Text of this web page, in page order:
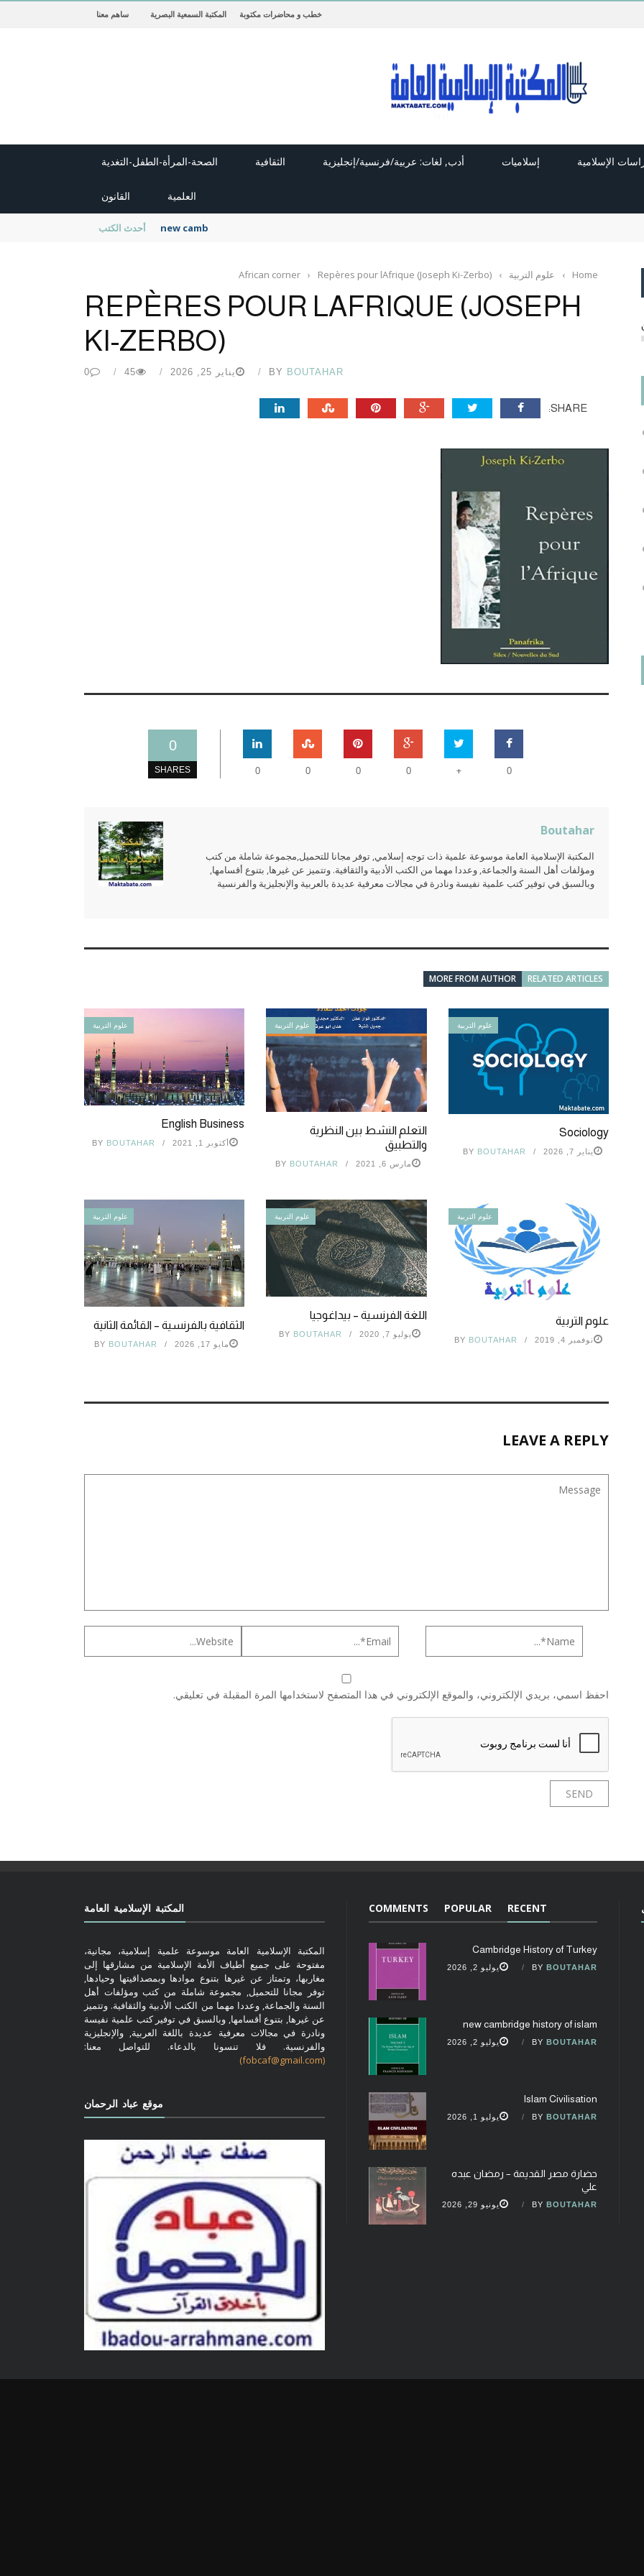
خطب و محاضرات مكتوبة المكتبة السمعية البصرية ساهم معنا
الإسلامية إسلاميات أدب, لغات: عربية/فرنسية/إنجليزية الثقافية الصحة-المرأة-الطفل-التغدية
العلمية القانون
أحدث الكتب new cambridge history of islam
Home
› علوم التربية ›
African corner › Repères pour lAfrique (Joseph Ki-Zerbo)
REPÈRES POUR LAFRIQUE (JOSEPH
KI-ZERBO)
BY BOUTAHAR يناير 25, 2026 45
0
SHARE:
0
SHARES 0
+
0
0
0
0
Boutahar
المكتبة الإسلامية العامة موسوعة علمية ذات توجه إسلامي, توفر مجانا للتحميل,مجموعة شاملة من كتب
ومؤلفات أهل السنة والجماعة, وعددا مهما من الكتب الأدبية والثقافية. وتتميز عن غيرها, بتنوع أقسامها,
وبالسبق في توفير كتب علمية نفيسة ونادرة في مجالات معرفية عديدة بالعربية والإنجليزية والفرنسية
RELATED ARTICLES
MORE FROM AUTHOR
علوم التربية
English Business
أكتوبر 1, 2021 BY BOUTAHAR
علوم التربية
التعلم النشط بين النظرية
والتطبيق
مارس 6, 2021 BY BOUTAHAR
علوم التربية
Sociology
يناير 7, 2026 BY BOUTAHAR
علوم التربية
الثقافية بالفرنسية – القائمة الثانية
مايو 17, 2026 BY BOUTAHAR
علوم التربية
اللغة الفرنسية – بيداغوجيا
يوليو 7, 2020 BY BOUTAHAR
علوم التربية
علوم التربية
نوفمبر 4, 2019 BY BOUTAHAR
LEAVE A REPLY
احفظ اسمي، بريدي الإلكتروني، والموقع الإلكتروني في هذا المتصفح لاستخدامها المرة المقبلة في تعليقي.
المكتبة الإسلامية العامة
المكتبة الإسلامية العامة موسوعة علمية إسلامية، مجانية،
مفتوحة على جميع أطياف الأمة الإسلامية من مشارقها إلى
مغاربها، وتمتاز عن غيرها بتنوع موادها وبمصداقيتها وحيادها,
توفر مجانا للتحميل, مجموعة شاملة من كتب ومؤلفات أهل
السنة والجماعة, وعددا مهما من الكتب الأدبية والثقافية. وتتميز
عن غيرها, بتنوع أقسامها, وبالسبق في توفير كتب علمية نفيسة
ونادرة في مجالات معرفية عديدة باللغة العربية, والإنجليزية
والفرنسية. فلا تنسونا بالدعاء. للتواصل معنا:
(fobcaf@gmail.com)
موقع عباد الرحمان
RECENT
POPULAR
COMMENTS
Cambridge History of Turkey
BY BOUTAHAR يوليو 2, 2026
new cambridge history of islam
BY BOUTAHAR يوليو 2, 2026
Islam Civilisation
BY BOUTAHAR يوليو 1, 2026
حضارة مصر القديمة – رمضان عبده
علي
BY BOUTAHAR يونيو 29, 2026